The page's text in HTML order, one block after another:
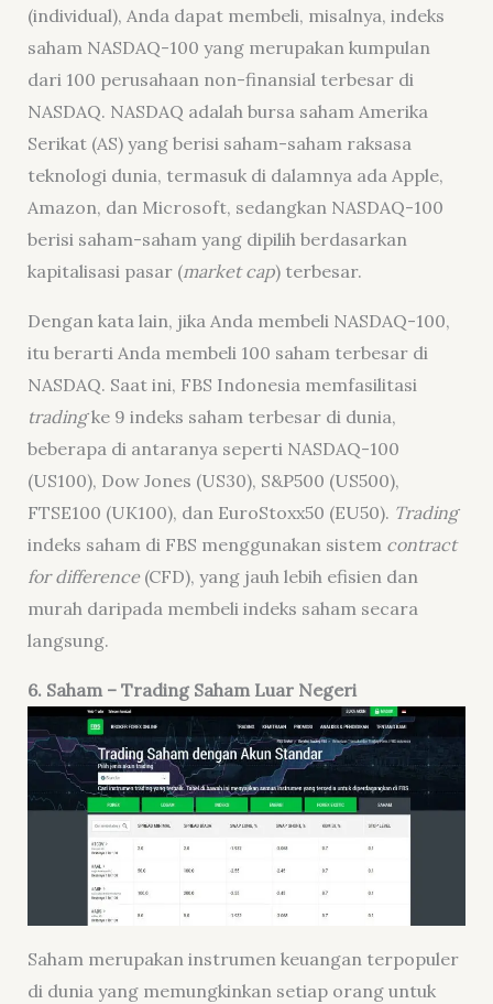
(individual), Anda dapat membeli, misalnya, indeks
saham NASDAQ-100 yang merupakan kumpulan
dari 100 perusahaan non-finansial terbesar di
NASDAQ. NASDAQ adalah bursa saham Amerika
Serikat (AS) yang berisi saham-saham raksasa
teknologi dunia, termasuk di dalamnya ada Apple,
Amazon, dan Microsoft, sedangkan NASDAQ-100
berisi saham-saham yang dipilih berdasarkan
kapitalisasi pasar (market cap) terbesar.
Dengan kata lain, jika Anda membeli NASDAQ-100,
itu berarti Anda membeli 100 saham terbesar di
NASDAQ. Saat ini, FBS Indonesia memfasilitasi
tradingke 9 indeks saham terbesar di dunia,
beberapa di antaranya seperti NASDAQ-100
(US100), Dow Jones (US30), S&P500 (US500),
FTSE100 (UK100), dan EuroStoxx50 (EU50). Trading
indeks saham di FBS menggunakan sistem contract
for difference(CFD), yang jauh lebih efisien dan
murah daripada membeli indeks saham secara
langsung.
6. Saham – Trading Saham Luar Negeri
Saham merupakan instrumen keuangan terpopuler
di dunia yang memungkinkan setiap orang untuk